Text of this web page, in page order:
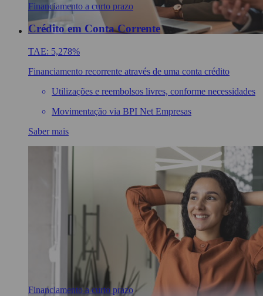
Financiamento a curto prazo
Crédito em Conta Corrente
TAE: 5,278%
Financiamento recorrente através de uma conta crédito
Utilizações e reembolsos livres, conforme necessidades
Movimentação via BPI Net Empresas
Saber mais
Financiamento a curto prazo